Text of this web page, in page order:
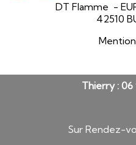
DT Flamme -
42510
Thierry : 06
Sur Rendez-